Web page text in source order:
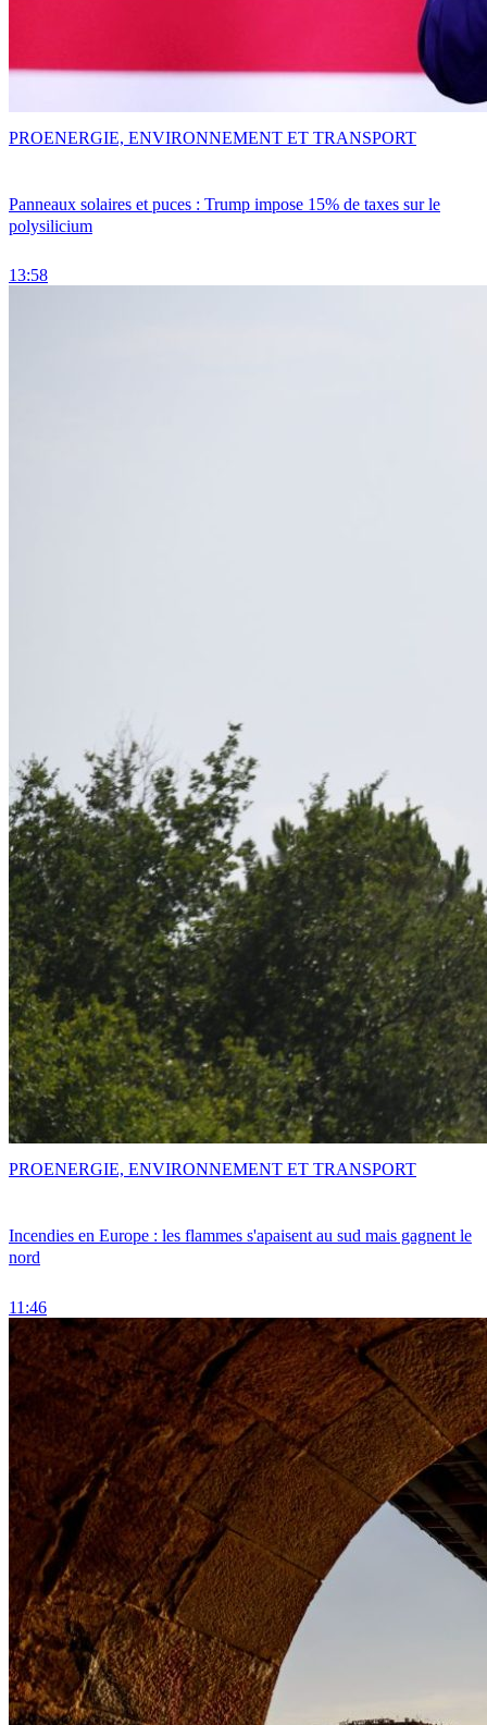
Panneaux solaires et puces : Trump impose 15% de taxes sur le
polysilicium
13:58
PROENERGIE, ENVIRONNEMENT ET TRANSPORT
Incendies en Europe : les flammes s'apaisent au sud mais gagnent le
nord
11:46
PROENERGIE, ENVIRONNEMENT ET TRANSPORT